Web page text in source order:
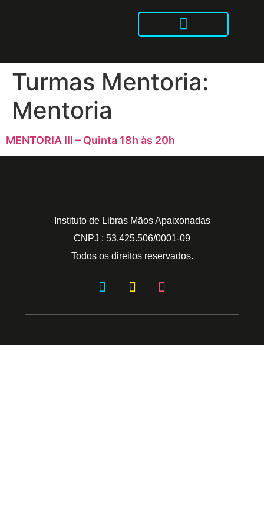
Turmas Mentoria:
Mentoria
MENTORIA III – Quinta 18h às 20h
Instituto de Libras Mãos Apaixonadas
CNPJ : 53.425.506/0001-09
Todos os direitos reservados.